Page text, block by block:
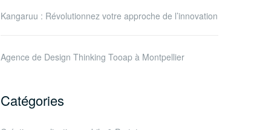
Kangaruu : Révolutionnez votre approche de l’innovation
Agence de Design Thinking Tooap à Montpellier
Catégories